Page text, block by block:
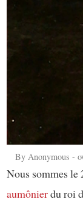
ByAnonymous -
Nous sommes le
aumônierdu roi